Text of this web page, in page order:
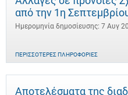
από την 1η
Ημερομηνία δημοσίευσης: 7 Αυγ
ΠΕΡΙΣΣΌΤΕΡΕΣ ΠΛΗΡΟΦΟΡΊΕΣ
Αποτελέσματα της